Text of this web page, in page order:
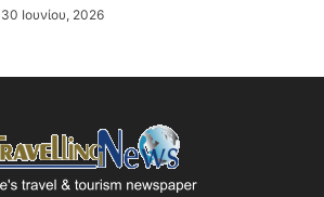
30 Ιουνίου, 2026